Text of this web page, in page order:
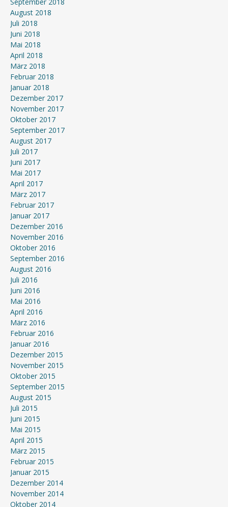
August 2018
Juli 2018
Juni 2018
Mai 2018
April 2018
März 2018
Februar 2018
Januar 2018
Dezember 2017
November 2017
Oktober 2017
September 2017
August 2017
Juli 2017
Juni 2017
Mai 2017
April 2017
März 2017
Februar 2017
Januar 2017
Dezember 2016
November 2016
Oktober 2016
September 2016
August 2016
Juli 2016
Juni 2016
Mai 2016
April 2016
März 2016
Februar 2016
Januar 2016
Dezember 2015
November 2015
Oktober 2015
September 2015
August 2015
Juli 2015
Juni 2015
Mai 2015
April 2015
März 2015
Februar 2015
Januar 2015
Dezember 2014
November 2014
Oktober 2014